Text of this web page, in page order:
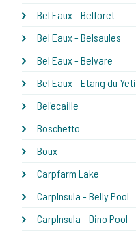
Bel Eaux - Belforet
Bel Eaux - Belsaules
Bel Eaux - Belvare
Bel Eaux - Etang du Yeti
Bel'ecaille
Boschetto
Boux
Carpfarm Lake
CarpInsula - Belly Pool
CarpInsula - Dino Pool